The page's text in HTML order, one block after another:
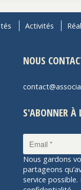
Activités
NOUS
S'ABONNER À
Nous gardons
partageons
service possible.